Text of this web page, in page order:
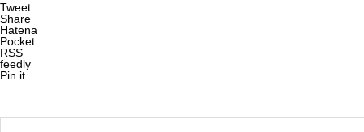
Tweet
Share
Hatena
Pocket
RSS
feedly
Pin it